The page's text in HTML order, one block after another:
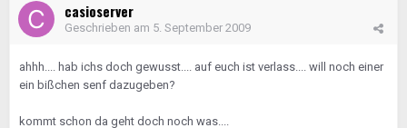
casioserver
Geschrieben am 5. September 2009
ahhh.... hab ichs doch gewusst.... auf euch ist verlass.... will noch einer
ein bißchen senf dazugeben?
kommt schon da geht doch noch was....